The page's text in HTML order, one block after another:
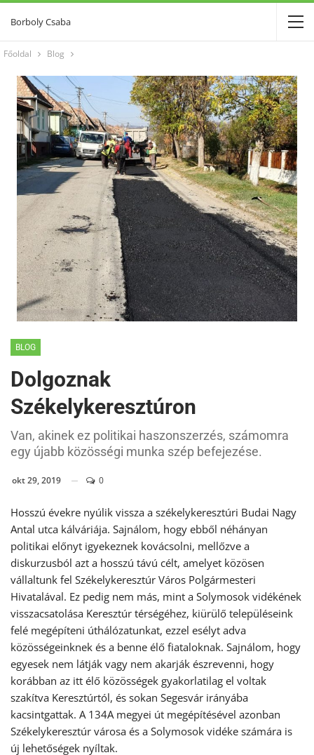
Borboly Csaba
Főoldal Blog
BLOG
Dolgoznak
Székelykeresztúron
Van, akinek ez politikai haszonszerzés, számomra
egy újabb közösségi munka szép befejezése.
okt 29, 2019 0
Hosszú évekre nyúlik vissza a székelykeresztúri Budai Nagy
Antal utca kálváriája. Sajnálom, hogy ebből néhányan
politikai előnyt igyekeznek kovácsolni, mellőzve a
diskurzusból azt a hosszú távú célt, amelyet közösen
vállaltunk fel Székelykeresztúr Város Polgármesteri
Hivatalával. Ez pedig nem más, mint a Solymosok vidékének
visszacsatolása Keresztúr térségéhez, kiürülő településeink
felé megépíteni úthálózatunkat, ezzel esélyt adva
közösségeinknek és a benne élő fiataloknak. Sajnálom, hogy
egyesek nem látják vagy nem akarják észrevenni, hogy
korábban az itt élő közösségek gyakorlatilag el voltak
szakítva Keresztúrtól, és sokan Segesvár irányába
kacsintgattak. A 134A megyei út megépítésével azonban
Székelykeresztúr városa és a Solymosok vidéke számára is
új lehetőségek nyíltak.